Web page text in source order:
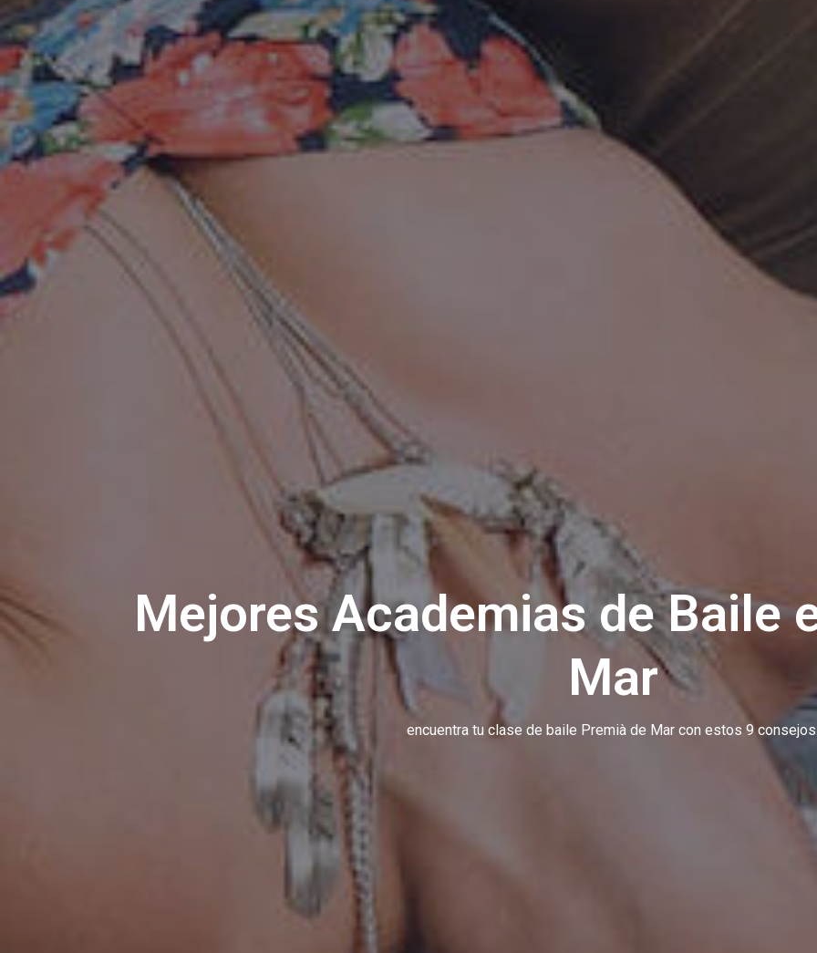
Mejores Academias de Baile
Mar
encuentra tu clase de baile Premià de Mar con estos 9